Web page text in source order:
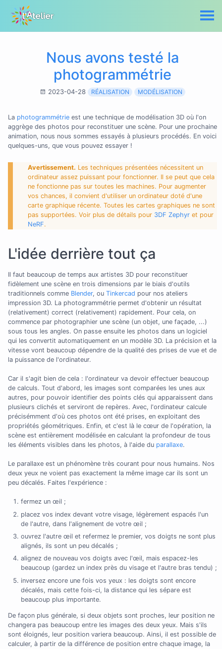
Nous avons testé la
photogrammétrie
2023-04-28 RÉALISATION MODÉLISATION
La photogrammétrie est une technique de modélisation 3D où l'on
aggrège des photos pour reconstituer une scène. Pour une prochaine
animation, nous nous sommes essayés à plusieurs procédés. En voici
quelques-uns, que vous pouvez essayer !
Avertissement. Les techniques présentées nécessitent un
ordinateur assez puissant pour fonctionner. Il se peut que cela
ne fonctionne pas sur toutes les machines. Pour augmenter
vos chances, il convient d'utiliser un ordinateur doté d'une
carte graphique récente. Toutes les cartes graphiques ne sont
pas supportées. Voir plus de détails pour 3DF Zephyr et pour
NeRF.
L'idée derrière tout ça
Il faut beaucoup de temps aux artistes 3D pour reconstituer
fidèlement une scène en trois dimensions par le biais d'outils
traditionnels comme Blender, ou Tinkercad pour nos ateliers
impression 3D. La photogrammétrie permet d'obtenir un résultat
(relativement) correct (relativement) rapidement. Pour cela, on
commence par photographier une scène (un objet, une façade, ...)
sous tous les angles. On passe ensuite les photos dans un logiciel
qui les convertit automatiquement en un modèle 3D. La précision et la
vitesse vont beaucoup dépendre de la qualité des prises de vue et de
la puissance de l'ordinateur.
Car il s'agit bien de cela : l'ordinateur va devoir effectuer beaucoup
de calculs. Tout d'abord, les images sont comparées les unes aux
autres, pour pouvoir identifier des points clés qui apparaissent dans
plusieurs clichés et serviront de repères. Avec, l'ordinateur calcule
précisémment d'où ces photos ont été prises, en exploitant des
propriétés géométriques. Enfin, et c'est là le cœur de l'opération, la
scène est entièrement modélisée en calculant la profondeur de tous
les éléments visibles dans les photos, à l'aide du parallaxe.
Le parallaxe est un phénomène très courant pour nous humains. Nos
deux yeux ne voient pas exactement la même image car ils sont un
peu décalés. Faites l'expérience :
fermez un œil ;
placez vos index devant votre visage, légèrement espacés l'un
de l'autre, dans l'alignement de votre œil ;
ouvrez l'autre œil et refermez le premier, vos doigts ne sont plus
alignés, ils sont un peu décalés ;
alignez de nouveau vos doigts avec l'œil, mais espacez-les
beaucoup (gardez un index près du visage et l'autre bras tendu) ;
inversez encore une fois vos yeux : les doigts sont encore
décalés, mais cette fois-ci, la distance qui les sépare est
beaucoup plus importante.
De façon plus générale, si deux objets sont proches, leur position ne
changera pas beaucoup entre les images des deux yeux. Mais s'ils
sont éloignés, leur position variera beaucoup. Ainsi, il est possible de
calculer, à partir de la différence de position entre chaque image, la